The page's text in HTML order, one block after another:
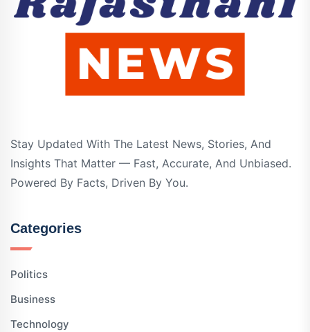
Stay Updated With The Latest News, Stories, And
Insights That Matter — Fast, Accurate, And Unbiased.
Powered By Facts, Driven By You.
Categories
Politics
Business
Technology